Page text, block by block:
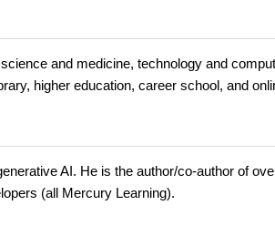
and medicine, technology and
higher education, career school, and
AI. He is the author/co-author of
(all Mercury Learning).